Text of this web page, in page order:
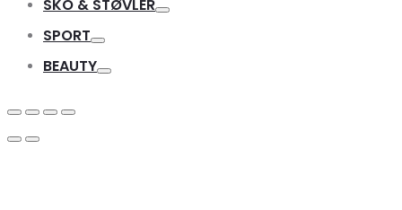
SKO & STØVLER
SPORT
BEAUTY